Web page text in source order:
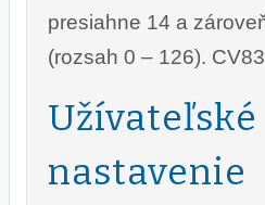
presiahne 14 a
(rozsah 0 – 126).
Užívateľské
nastavenie